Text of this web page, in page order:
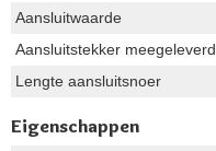
Aansluitwaarde
Aansluitstekker meegeleverd
Lengte aansluitsnoer
Eigenschappen